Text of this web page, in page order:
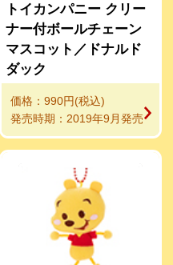
トイカンパニー クリー
ナー付ボールチェーン
マスコット／ドナルド
ダック
価格：990円(税込)
発売時期：2019年9月発売